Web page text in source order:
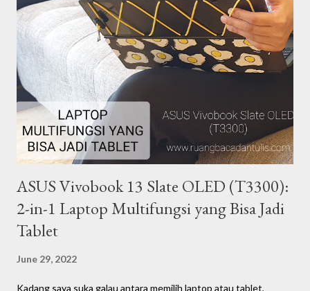
amal, kampanye, hingga pawai. Perempuan terlepas dari seorang
ibu rumah tangga, pebisnis, atau pekerja, menurut saya mereka
adalah manusia-manusia yang memiliki peran penting dalam
segala lini kehidupan. Saya percaya ada banyak perempuan yang
menginspirasi di sekitar kita. Dengan latar belakang tersebut,
dalam rangka syukuran 4 tahun blog Ze...
ASUS Vivobook 13 Slate OLED (T3300):
2-in-1 Laptop Multifungsi yang Bisa Jadi
Tablet
June 29, 2022
Kadang saya suka galau antara memilih laptop atau tablet,